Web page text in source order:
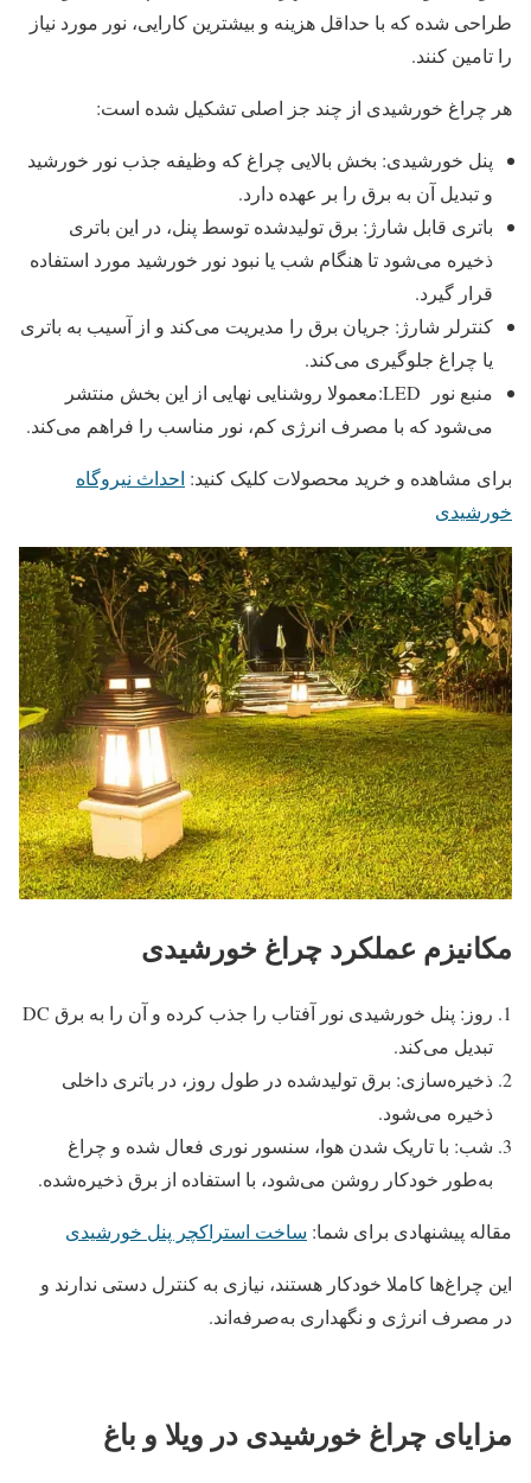
طراحی شده که با حداقل هزینه و بیشترین کارایی، نور مورد نیاز
را تامین کنند.
هر چراغ خورشیدی از چند جز اصلی تشکیل شده است:
پنل خورشیدی: بخش بالایی چراغ که وظیفه جذب نور خورشید
و تبدیل آن به برق را بر عهده دارد.
باتری قابل شارژ: برق تولیدشده توسط پنل، در این باتری
ذخیره می‌شود تا هنگام شب یا نبود نور خورشید مورد استفاده
قرار گیرد.
کنترلر شارژ: جریان برق را مدیریت می‌کند و از آسیب به باتری
یا چراغ جلوگیری می‌کند.
منبع نور LED:معمولا روشنایی نهایی از این بخش منتشر
می‌شود که با مصرف انرژی کم، نور مناسب را فراهم می‌کند.
برای مشاهده و خرید محصولات کلیک کنید: احداث نیروگاه
خورشیدی
مکانیزم عملکرد چراغ خورشیدی
روز: پنل خورشیدی نور آفتاب را جذب کرده و آن را به برق DC
تبدیل می‌کند.
ذخیره‌سازی: برق تولیدشده در طول روز، در باتری داخلی
ذخیره می‌شود.
شب: با تاریک شدن هوا، سنسور نوری فعال شده و چراغ
به‌طور خودکار روشن می‌شود، با استفاده از برق ذخیره‌شده.
مقاله پیشنهادی برای شما: ساخت استراکچر پنل خورشیدی
این چراغ‌ها کاملا خودکار هستند، نیازی به کنترل دستی ندارند و
در مصرف انرژی و نگهداری به‌صرفه‌اند.
مزایای چراغ خورشیدی در ویلا و باغ